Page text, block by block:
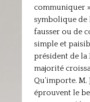
communiquer
symbolique de
fausser ou de
simple et
président de la
majorité
Qu’importe. M.
éprouvent le